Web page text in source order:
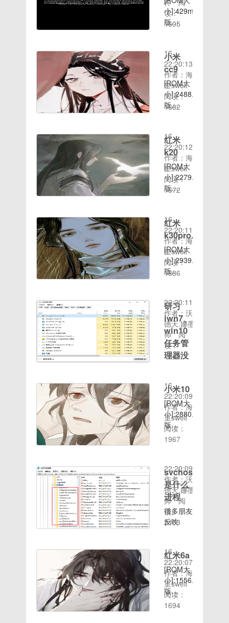
有备份还
原系统
2、下载
开装机
吧，出现
温馨提示
界面，点
击我知道
了3、选
份/还
原，点击
系统备份
和还原
4、点击
下方的
官方更完
美；5、
置、外置
SD卡选
择；6、
优化内存
占用，使
手机运行
乐蛙OS5
原滋原味
功能，体
验华丽升
级
优化请大
家刷入后
体验!百
错误及失
效作用更
简了多余
铃声，仅
保留默认
铃声 精
简了部分
库文件，
掉大部分
使用不到
的程序及
软件注意
问题：必
须双清，
上，做好
联系人、
短信等重
要资料的
备份百度
链
个硬盘）
2、然后
我们可以
小，点
击“大
小”3、可
以筛选的
并不多，
最大的也
的。4、
这样就可
以找到我
们需要的
的大文件
了，如下
系统通过
文件大小
来查找大
文件的方
法，大家
学会了
网络侵权
删
证刷机前
已备份好
手机数据
刷机前手
机电量在
50%以上
百度链
接:http://d.7to.cn/
小]:429mb[ROM
版
绍］:ROM
介绍：基
于官方最
新版制
作，稳定
流畅版添
限，添加
busybox
指令集精
简官方多
余无用软
件，节约
对桌面进
行排布，
百度链
接:http://d.7to.cn/
神
阅
读：
1605
小米
cc9
[ROM大
小
版
百度网盘
提取码：
qitu刷机
前务必先
解锁手
机，退出
最新固件
修改制作
系统签名
验证优
化，可以
任意安装
精简官方
垃圾应用
去除
system
分区校
验，可随
分区内容
而不卡
MI主题
全面免费
加入
Magisk
度链
接:http://d.7to.cn/
16
22:20:13
作者：海
皇swell
阅读：
1682
红米
k20
[ROM大
小
版
刷机前务
必先解锁
手机，退
出小米账
号基于官
方最新
件修改制
作系统签
名验证优
化，可以
任意安装
apk等。
ROOT权
限精简官
方垃圾应
用去除
system
分区校
system
分区内容
而不卡
MI主题
全面免费
百度链
16
22:20:12
作者：海
皇swell
阅读：
1672
红米
k30pro.....
[ROM大
小
版
百度网盘
提取码：
qitu刷机
前务必先
解锁手
机，退出
成之后出
现无限重
启或者卡
第一屏，
请手动长
按电源音
进
recovery
模式，格
式化
Data（recovery
界面--清
输入yes-
-确
认），等
待格式化
完成之后
再重启即
16
22:20:11
作者：海
皇swell
阅读：
1886
研习
iwn7、
win10
任务管
理器没
菜单栏是
安按照程
序功能进
行排列组
合的集
供了文
件、选
项、查看
等菜单
项，给我
们使用电
是今天这
些菜单项
却不见
了，我给
大家整理
了还原任
时间：
22:20:11
作者：沃
德天.娜墨
帅
阅
读：
1642
小米10
[ROM大
小
版
本]:10.0[ROM
提取码：
qitu刷机
前务必先
解锁手
机，退出
小米账号
修改制作
系统签名
验证优
化，可以
任意安装
apk等。
16
22:20:09
作者：海
皇swell
阅读：
1967
svchost
是什么
进程
很多朋友
反映
的占用网
速，但是
svchost
是系统文
件，没办
法将其关
时间：
22:20:09
作者：沃
德天.娜墨
帅
阅
读：
2103
红米6a
[ROM大
小
版
本]:9.0[ROM
16
22:20:07
作者：海
皇swell
阅读：
1694
时间：